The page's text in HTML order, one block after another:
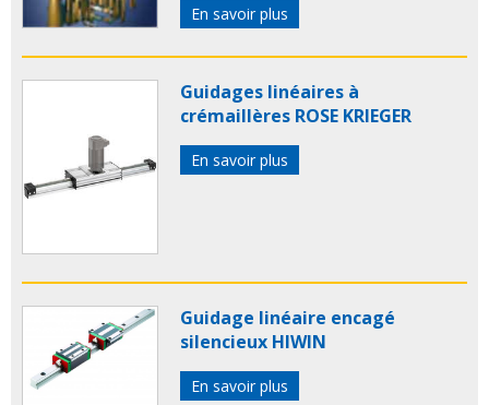
En savoir plus
Guidages linéaires à
crémaillères ROSE KRIEGER
En savoir plus
Guidage linéaire encagé
silencieux HIWIN
En savoir plus